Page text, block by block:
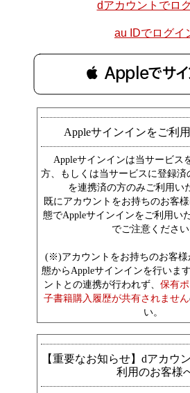
dアカウントでロ
au IDでログイ
 Appleでサイ
Appleサインインをご利
Appleサインインは当サービス
方、もしくは当サービスに登録
を連携済の方のみご利用い
既にアカウントをお持ちのお客
態でAppleサインインをご利用
でご注意ください
(※)アカウントをお持ちのお客様
態からAppleサインインを行いま
ントとの連携が行われず、 保有
子書籍購入履歴が共有されません
い。
【重要なお知らせ】dアカウ
利用のお客様